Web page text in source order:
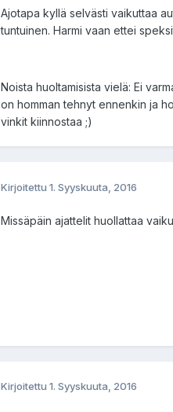
Ajotapa kyllä selvästi vaikuttaa
tuntuinen. Harmi vaan ettei
Noista huoltamisista vielä: Ei
on homman tehnyt ennenkin ja
vinkit kiinnostaa ;)
Kirjoitettu 1. Syyskuuta, 2016
Missäpäin ajattelit huollattaa
Kirjoitettu 1. Syyskuuta, 2016